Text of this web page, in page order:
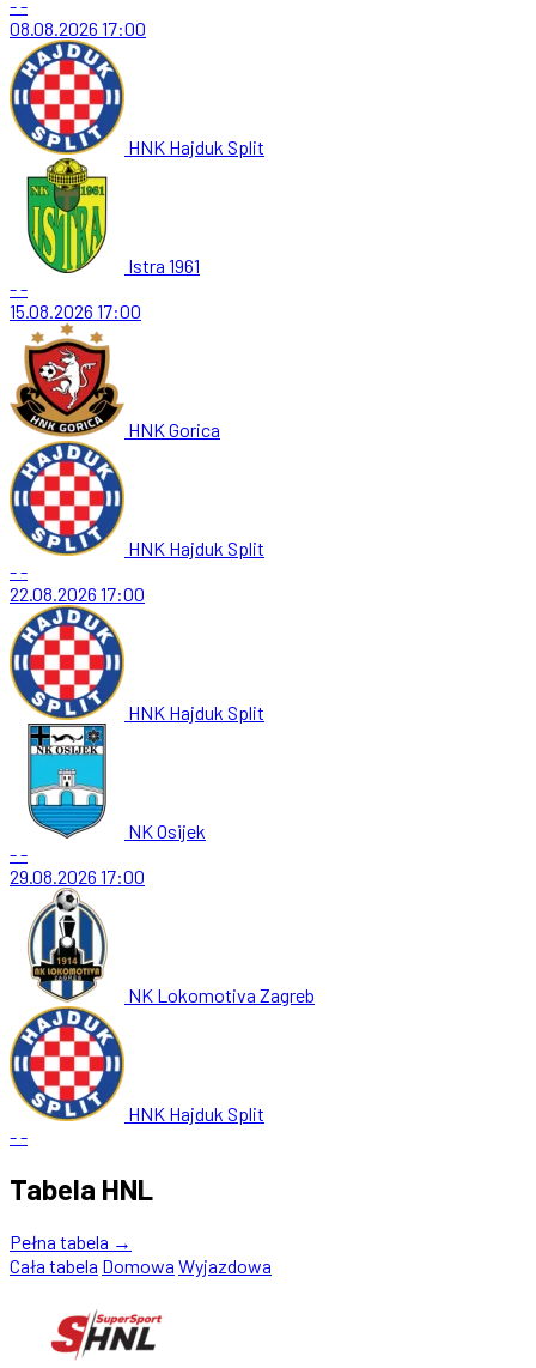
--
08.08.2026 17:00
HNK Hajduk Split
Istra 1961
--
15.08.2026 17:00
HNK Gorica
HNK Hajduk Split
--
22.08.2026 17:00
HNK Hajduk Split
NK Osijek
--
29.08.2026 17:00
NK Lokomotiva Zagreb
HNK Hajduk Split
--
Tabela HNL
Pełna tabela →
Cała tabela Domowa Wyjazdowa